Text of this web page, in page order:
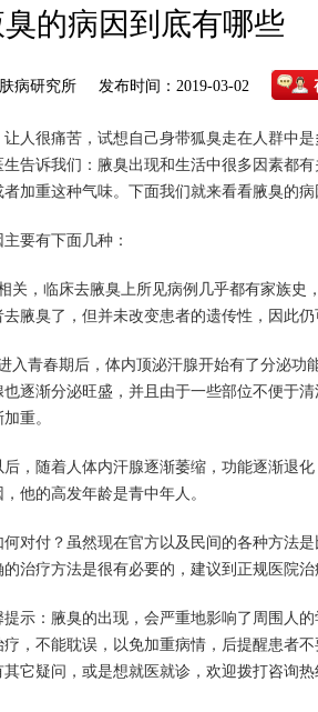
臭的病因到底有哪些
病研究所 发布时间：2019-03-02
人很痛苦，试想自己身带狐臭走在人群中
告诉我们：腋臭出现和生活中很多因素都
加重这种气味。下面我们就来看看腋臭的病
要有下面几种：
关，临床去腋臭上所见病例几乎都有家族史
腋臭了，但并未改变患者的遗传性，因此仍
入青春期后，体内顶泌汗腺开始有了分泌功
逐渐分泌旺盛，并且由于一些部位不便于
重。
，随着人体内汗腺逐渐萎缩，功能逐渐退化
他的高发年龄是青中年人。
对付？虽然现在官方以及民间的各种方法
治疗方法是很有必要的，建议到正规医院治
示：腋臭的出现，会严重地影响了周围人
，不能耽误，以免加重病情，后提醒患者
它疑问，或是想就医就诊，欢迎拨打咨询热
正琴 主任医师